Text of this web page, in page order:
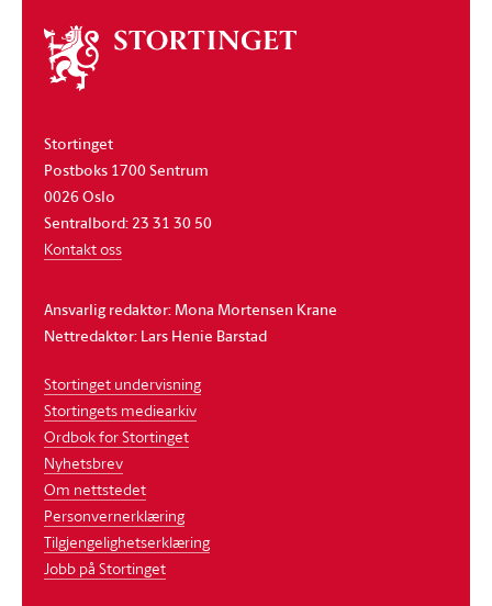
Om
stortinget
Stortinget
Postboks 1700 Sentrum
0026 Oslo
Sentralbord: 23 31 30 50
Kontakt oss
Ansvarlig redaktør: Mona Mortensen Krane
Nettredaktør: Lars Henie Barstad
Stortinget undervisning
Stortingets mediearkiv
Ordbok for Stortinget
Nyhetsbrev
Om nettstedet
Personvernerklæring
Tilgjengelighetserklæring
Jobb på Stortinget